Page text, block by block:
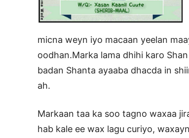
micna weyn iyo macaan yeelan
oodhan.Marka lama dhihi karo
badan Shanta ayaaba dhacda in
ah.
Markaan taa ka soo tagno waxaa
hab kale ee wax lagu curiyo,